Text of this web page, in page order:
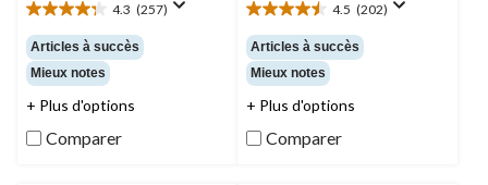
4.3 (257)
4.3
étoile(s)
sur
5.
257
Articles à succès
Mieux notes
+ Plus d'options
Comparer
4.5 (202)
4.5
étoile(s)
sur
5.
202
Articles à succès
Mieux notes
+ Plus d'options
Comparer